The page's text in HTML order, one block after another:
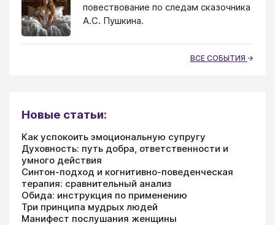
повествование по следам сказочника
А.С. Пушкина.
ВСЕ СОБЫТИЯ
Новые статьи:
Как успокоить эмоциональную супругу
Духовность: путь добра, ответственности и
умного действия
Синтон-подход и когнитивно-поведенческая
терапия: сравнительный анализ
Обида: инструкция по применению
Три принципа мудрых людей
Манифест послушания женщины